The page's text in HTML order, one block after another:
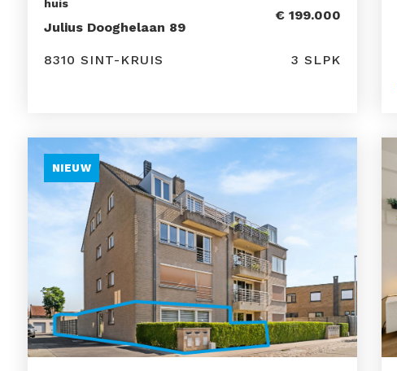
huis
Julius Dooghelaan 89
€ 199.000
8310 SINT-KRUIS 3 SLPK
NIEUW